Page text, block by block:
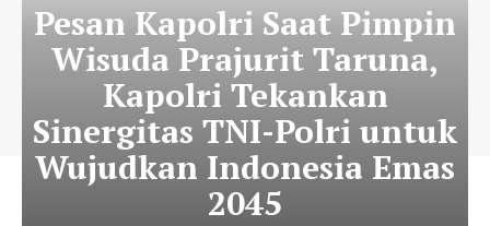
Pesan Kapolri Saat Pimpin
Wisuda Prajurit Taruna,
Kapolri Tekankan
Sinergitas TNI-Polri untuk
Wujudkan Indonesia Emas
2045